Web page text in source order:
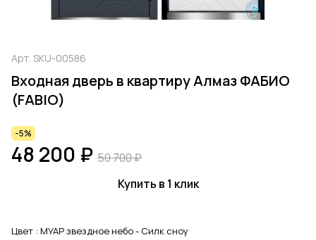
Арт. SKU-00586
Входная дверь в квартиру Алмаз ФАБИО
(FABIO)
-5%
48 200 ₽ 50 700 ₽
Купить в 1 клик
Цвет : МУАР звездное небо - Силк сноу